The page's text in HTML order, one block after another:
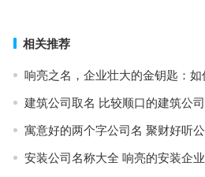
相关推荐
响亮之名，企业壮大的金钥匙：
建筑公司取名 比较顺口的建筑公
寓意好的两个字公司名 聚财好听
安装公司名称大全 响亮的安装企